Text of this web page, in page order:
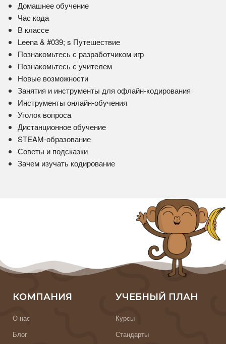
Домашнее обучение
Час кода
В классе
Leena & #039; s Путешествие
Познакомьтесь с разработчиком игр
Познакомьтесь с учителем
Новые возможности
Занятия и инструменты для офлайн-кодирования
Инструменты онлайн-обучения
Уголок вопроса
Дистанционное обучение
STEAM-образование
Советы и подсказки
Зачем изучать кодирование
КОМПАНИЯ
О нас
Блог
УЧЕБНЫЙ ПЛАН
Курсы
Стандарты